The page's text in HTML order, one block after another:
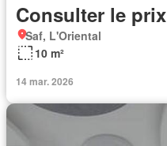
Consulter le prix
Saf, L'Oriental
10 m²
14 mar. 2026